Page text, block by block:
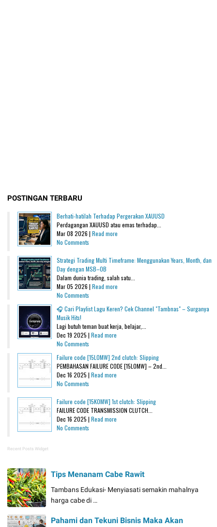
POSTINGAN TERBARU
Berhati-hatilah Terhadap Pergerakan XAUUSD
Perdagangan XAUUSD atau emas terhadap...
Mar 08 2026 | Read more
No Comments
Strategi Trading Multi Timeframe: Menggunakan Years, Month, dan
Day dengan MSB–OB
Dalam dunia trading, salah satu...
Mar 05 2026 | Read more
No Comments
🎧 Cari Playlist Lagu Keren? Cek Channel "Tambnas" – Surganya
Musik Hits!
Lagi butuh teman buat kerja, belajar,...
Dec 19 2025 | Read more
No Comments
Failure code [15L0MW] 2nd clutch: Slipping
PEMBAHASAN FAILURE CODE [15L0MW] – 2nd...
Dec 16 2025 | Read more
No Comments
Failure code [15K0MW] 1st clutch: Slipping
FAILURE CODE TRANSMISSION CLUTCH...
Dec 16 2025 | Read more
No Comments
Recent Posts Widget
Tips Menanam Cabe Rawit
Tambans Edukasi- Menyiasati semakin mahalnya
harga cabe di …
Pahami dan Tekuni Bisnis Maka Akan